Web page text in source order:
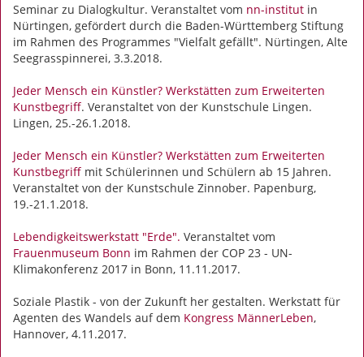
Seminar zu Dialogkultur. Veranstaltet vom nn-institut in
Nürtingen, gefördert durch die Baden-Württemberg Stiftung
im Rahmen des Programmes "Vielfalt gefällt". Nürtingen, Alte
Seegrasspinnerei, 3.3.2018.
Jeder Mensch ein Künstler? Werkstätten zum Erweiterten
Kunstbegriff. Veranstaltet von der Kunstschule Lingen.
Lingen, 25.-26.1.2018.
Jeder Mensch ein Künstler? Werkstätten zum Erweiterten
Kunstbegriff mit Schülerinnen und Schülern ab 15 Jahren.
Veranstaltet von der Kunstschule Zinnober. Papenburg,
19.-21.1.2018.
Lebendigkeitswerkstatt "Erde". Veranstaltet vom
Frauenmuseum Bonn im Rahmen der COP 23 - UN-
Klimakonferenz 2017 in Bonn, 11.11.2017.
Soziale Plastik - von der Zukunft her gestalten. Werkstatt für
Agenten des Wandels auf dem Kongress MännerLeben,
Hannover, 4.11.2017.